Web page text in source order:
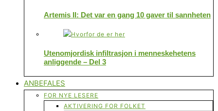
Artemis II: Det var en gang 10 gaver til sannheten
Utenomjordisk infiltrasjon i menneskehetens
anliggende – Del 3
ANBEFALES
FOR NYE LESERE
AKTIVERING FOR FOLKET